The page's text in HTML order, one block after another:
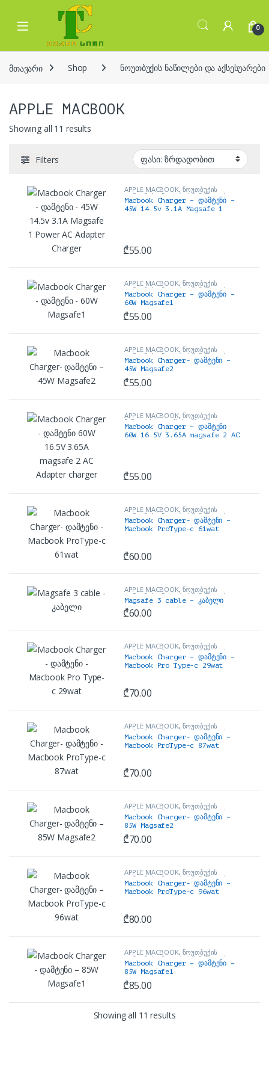
Skip to navigation
Skip to content
Open 0
მთავარი Shop ნოუთბუქის ნაწილები და აქსესუარები
APPLE MACBOOK
Showing all 11 resultsSorted by price: low to high
Filters
APPLE MACBOOK, ნოუთბუქის
დამტენები ,ნოუთბუქის ნაწილები და
აქსესუარები
Macbook Charger – დამტენი –
45W 14.5v 3.1A Magsafe 1
₾55.00
APPLE MACBOOK, ნოუთბუქის
დამტენები ,ნოუთბუქის ნაწილები და
აქსესუარები
Macbook Charger – დამტენი –
60W Magsafe1
₾55.00
APPLE MACBOOK, ნოუთბუქის
დამტენები ,ნოუთბუქის ნაწილები და
აქსესუარები
Macbook Charger- დამტენი –
45W Magsafe2
₾55.00
APPLE MACBOOK, ნოუთბუქის
ნაწილები და აქსესუარები
Macbook Charger – დამტენი
60W 16.5V 3.65A magsafe 2 AC
₾55.00
APPLE MACBOOK, ნოუთბუქის
დამტენები ,ნოუთბუქის ნაწილები და
აქსესუარები
Macbook Charger- დამტენი –
Macbook ProType-c 61wat
₾60.00
APPLE MACBOOK, ნოუთბუქის
დამტენები,ნოუთბუქის ნაწილები და
აქსესუარები
Magsafe 3 cable – კაბელი
₾60.00
APPLE MACBOOK, ნოუთბუქის
დამტენები ,ნოუთბუქის ნაწილები და
აქსესუარები
Macbook Charger – დამტენი –
Macbook Pro Type-c 29wat
₾70.00
APPLE MACBOOK, ნოუთბუქის
დამტენები ,ნოუთბუქის ნაწილები და
აქსესუარები
Macbook Charger- დამტენი –
Macbook ProType-c 87wat
₾70.00
APPLE MACBOOK, ნოუთბუქის
დამტენები ,ნოუთბუქის ნაწილები და
აქსესუარები
Macbook Charger- დამტენი –
85W Magsafe2
₾70.00
APPLE MACBOOK, ნოუთბუქის
დამტენები ,ნოუთბუქის ნაწილები და
აქსესუარები
Macbook Charger- დამტენი –
Macbook ProType-c 96wat
₾80.00
APPLE MACBOOK, ნოუთბუქის
დამტენები ,ნოუთბუქის ნაწილები და
აქსესუარები
Macbook Charger – დამტენი –
85W Magsafe1
₾85.00
Showing all 11 resultsSorted by price: low to